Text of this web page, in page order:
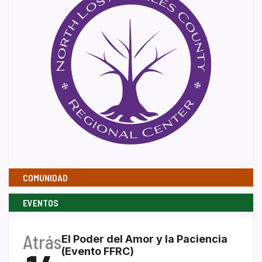
COMUNIDAD
EVENTOS
AtrásEl Poder del Amor y la Paciencia
(Evento FFRC)